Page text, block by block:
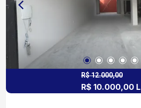
R$ 12.000,00
R$ 10.000,00 L